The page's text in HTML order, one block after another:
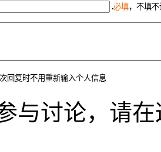
必填，不填
回复时不用重新输入个人信息
与讨论，请在